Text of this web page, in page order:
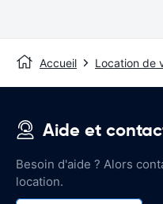
Accueil Location de
Aide et
Besoin d'aide ? Alors
location.